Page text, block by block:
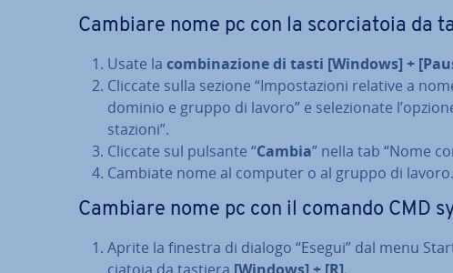
Cambiare nome pc con la scor­cia­to­ia da
Usate la com­bi­na­zio­ne di tasti [Windows] +
Cliccate sulla sezione “Im­po­sta­zio­ni relative a
dominio e gruppo di lavoro” e se­le­zio­na­te
sta­zio­ni”.
Cliccate sul pulsante “Cambia” nella tab “Nome
Cambiate nome al computer o al gruppo di lavoro.
Cambiare nome pc con il comando CMD
Aprite la finestra di dialogo “Esegui” dal menu